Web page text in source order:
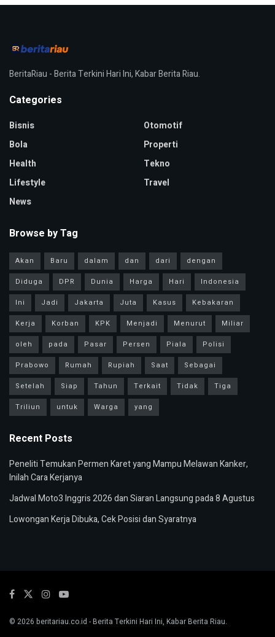
BeritaRiau - Berita Terkini Hari Ini, Kabar Berita Riau.
Categories
Bisnis
Bola
Health
Lifestyle
News
Otomotif
Properti
Tekno
Travel
Browse by Tag
Akan Baru dalam dan dari
dengan
Diduga
DPR Dunia Harga Hari
Indonesia
Ini
Jadi Jakarta Juta Kasus
Kebakaran
Kerja
Korban KPK Menjadi Menurut
Miliar
oleh
pada Pasar Persen Piala
Polisi
Prabowo
Rumah Rupiah Saat
Sebagai
Setelah
Siap Tahun Terkait Tidak
Tiga
Triliun
untuk Warga yang
Recent Posts
Peneliti Temukan Permen Karet yang Mampu Melawan Kanker,
Inilah Cara Kerjanya
Jadwal Moto3 Inggris 2026 dan Siaran Langsung pada 8 Agustus
Lowongan Kerja Dibuka, Cek Posisi dan Syaratnya
© 2026 beritariau.co.id - Berita Terkini Hari Ini, Kabar Berita Riau.